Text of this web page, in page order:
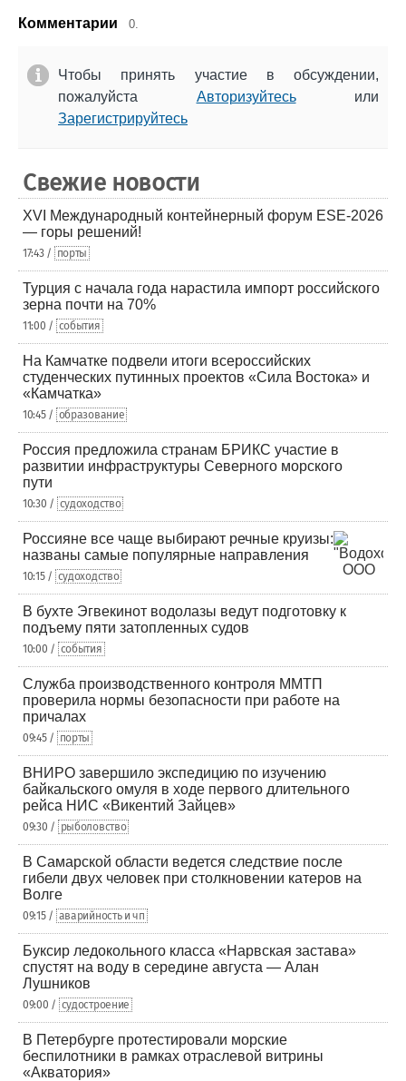
Комментарии 0.
Чтобы принять участие в обсуждении,
пожалуйста Авторизуйтесьили
Зарегистрируйтесь
Свежие новости
XVI Международный контейнерный форум ESE-2026
— горы решений!
17:43 / порты
Турция с начала года нарастила импорт российского
зерна почти на 70%
11:00 / события
На Камчатке подвели итоги всероссийских
студенческих путинных проектов «Сила Востока» и
«Камчатка»
10:45 / образование
Россия предложила странам БРИКС участие в
развитии инфраструктуры Северного морского
пути
10:30 / судоходство
Россияне все чаще выбирают речные круизы:
названы самые популярные направления
10:15 / судоходство
В бухте Эгвекинот водолазы ведут подготовку к
подъему пяти затопленных судов
10:00 / события
Служба производственного контроля ММТП
проверила нормы безопасности при работе на
причалах
09:45 / порты
ВНИРО завершило экспедицию по изучению
байкальского омуля в ходе первого длительного
рейса НИС «Викентий Зайцев»
09:30 / рыболовство
В Самарской области ведется следствие после
гибели двух человек при столкновении катеров на
Волге
09:15 / аварийность и чп
Буксир ледокольного класса «Нарвская застава»
спустят на воду в середине августа — Алан
Лушников
09:00 / судостроение
В Петербурге протестировали морские
беспилотники в рамках отраслевой витрины
«Акватория»